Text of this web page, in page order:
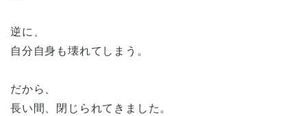
逆に、
自分自身も壊れてしまう。
だから、
長い間、閉じられてきました。